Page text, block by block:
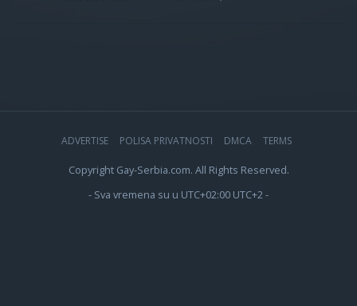
ADVERTISE POLISA PRIVATNOSTI DMCA TERMS
Copyright Gay-Serbia.com. All Rights Reserved.
- Sva vremena su u UTC+02:00 UTC+2 -